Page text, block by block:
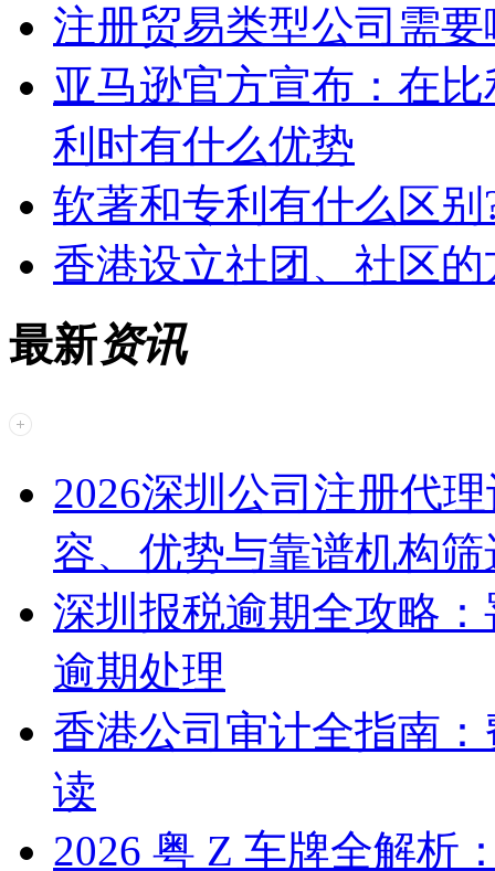
注册贸易类型公司需
亚马逊官方宣布：在
利时有什么优势
软著和专利有什么区别
香港设立社团、社区
最新资讯
2026深圳公司注册代
容、优势与靠谱机构筛
深圳报税逾期全攻略
逾期处理
香港公司审计全指南
读
2026 粤 Z 车牌全解析